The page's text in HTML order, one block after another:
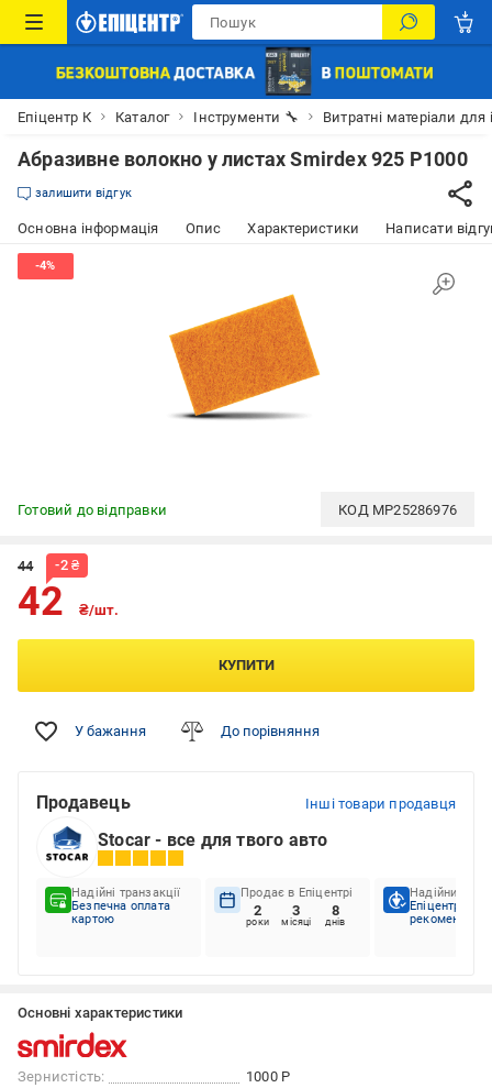
Епіцентр К Каталог Інструменти 🔧 Витратні матеріали для
Абразивне волокно у листах Smirdex 925 P1000
залишити відгук
Основна інформація Опис Характеристики Написати
Готовий до відправки КОД MP25286976
44 -2₴
42 ₴/шт.
КУПИТИ
У бажання До порівняння
Продавець Інші товари продавця
Stocar - все для твого авто
Надійні транзакції
Безпечна оплата
картою
Продає в Епіцентрі
2
роки
3
місяці
8
днів
Надійний
Епіцентр
рекомендує
Основні характеристики
Зернистість:
1000 Р